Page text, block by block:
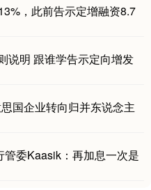
，此前告示定增融资8.7
说明 跟谁学告示定向增发
国企业转向归并东说念主
委Kaasik：再加息一次是